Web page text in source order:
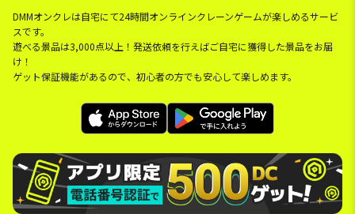
DMMオンクレは自宅にて24時間オンラインクレーンゲームが楽しめるサービ
スです。
遊べる景品は3,000点以上！発送依頼を行えばご自宅に獲得した景品をお届
け！
ゲット保証機能があるので、初心者の方でも安心して楽しめます。